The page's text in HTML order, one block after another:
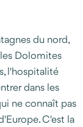
du nord,
Dolomites
l'hospitalité
dans les
ne connaît pas
C'est la